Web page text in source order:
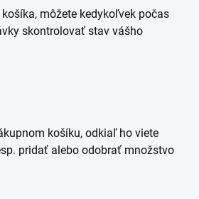
môžete kedykoľvek počas
skontrolovať stav vášho
košíku, odkiaľ ho viete
pridať alebo odobrať množstvo